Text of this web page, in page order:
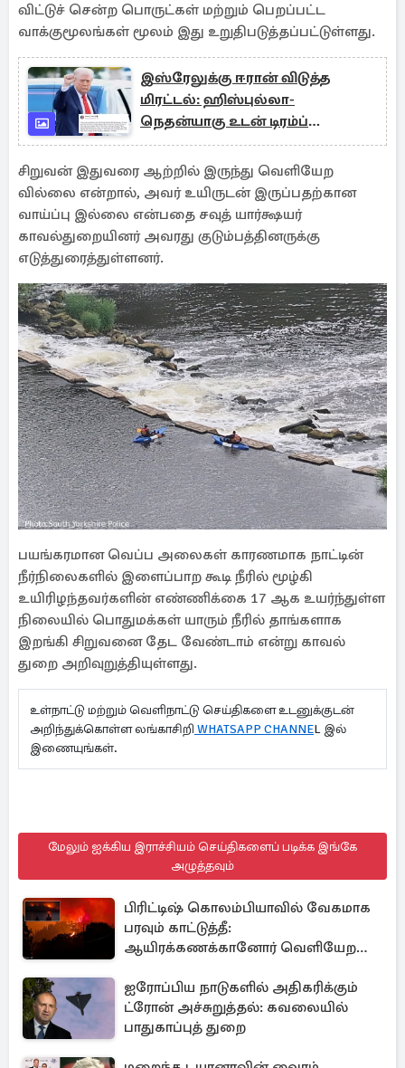
விட்டுச் சென்ற பொருட்கள் மற்றும் பெறப்பட்ட
வாக்குமூலங்கள் மூலம் இது உறுதிபடுத்தப்பட்டுள்ளது.
இஸ்ரேலுக்கு ஈரான் விடுத்த
மிரட்டல்: ஹிஸ்புல்லா-
நெதன்யாகு உடன் டிரம்ப்
பேச்சுவார்த்தை
சிறுவன் இதுவரை ஆற்றில் இருந்து வெளியேற
வில்லை என்றால், அவர் உயிருடன் இருப்பதற்கான
வாய்ப்பு இல்லை என்பதை சவுத் யார்க்ஷயர்
காவல்துறையினர் அவரது குடும்பத்தினருக்கு
எடுத்துரைத்துள்ளனர்.
பயங்கரமான வெப்ப அலைகள் காரணமாக நாட்டின்
நீர்நிலைகளில் இளைப்பாற கூடி நீரில் மூழ்கி
உயிரிழந்தவர்களின் எண்ணிக்கை 17 ஆக உயர்ந்துள்ள
நிலையில் பொதுமக்கள் யாரும் நீரில் தாங்களாக
இறங்கி சிறுவனை தேட வேண்டாம் என்று காவல்
துறை அறிவுறுத்தியுள்ளது.
உள்நாட்டு மற்றும் வெளிநாட்டு செய்திகளை உடனுக்குடன்
அறிந்துக்கொள்ள லங்காசிறி WHATSAPP CHANNEL இல்
இணையுங்கள்.
மேலும் ஐக்கிய இராச்சியம் செய்திகளைப் படிக்க இங்கே
அழுத்தவும்
பிரிட்டிஷ் கொலம்பியாவில் வேகமாக
பரவும் காட்டுத்தீ:
ஆயிரக்கணக்கானோர் வெளியேற
ஐரோப்பிய நாடுகளில் அதிகரிக்கும்
ட்ரோன் அச்சுறுத்தல்: கவலையில்
பாதுகாப்புத் துறை